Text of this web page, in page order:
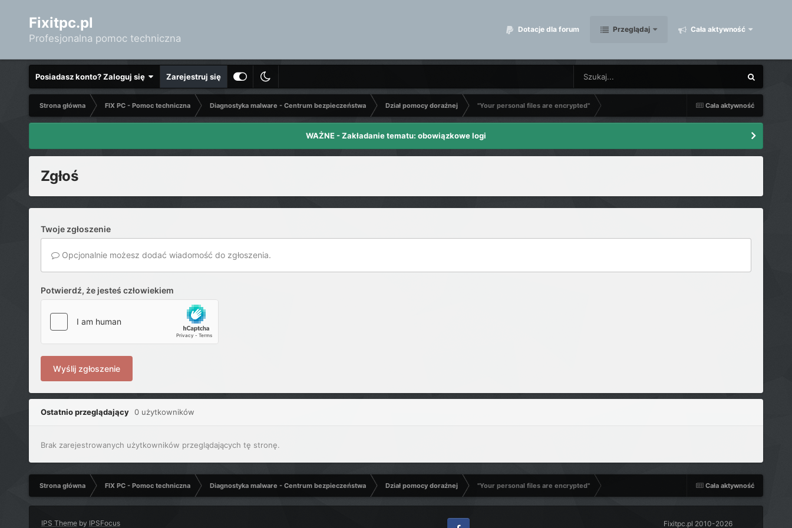
Fixitpc.pl
Profesjonalna pomoc techniczna
Dotacje dla forum Przeglądaj Cała aktywność
Posiadasz konto? Zaloguj się Zarejestruj się
Cała aktywność
Strona główna FIX PC - Pomoc techniczna Diagnostyka malware - Centrum bezpieczeństwa Dział pomocy doraźnej "Your personal files are encrypted"
WAŻNE - Zakładanie tematu: obowiązkowe logi
Zgłoś
Twoje zgłoszenie
Opcjonalnie możesz dodać wiadomość do zgłoszenia.
Potwierdź, że jesteś człowiekiem
Wyślij zgłoszenie
Ostatnio przeglądający 0 użytkowników
Brak zarejestrowanych użytkowników przeglądających tę stronę.
Cała aktywność
Strona główna FIX PC - Pomoc techniczna Diagnostyka malware - Centrum bezpieczeństwa Dział pomocy doraźnej "Your personal files are encrypted"
IPS Themeby IPSFocus Fixitpc.pl 2010-2026